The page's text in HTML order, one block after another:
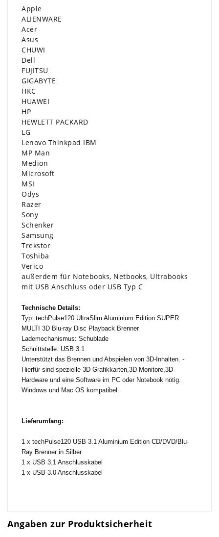
Apple
ALIENWARE
Acer
Asus
CHUWI
Dell
FUJITSU
GIGABYTE
HKC
HUAWEI
HP
HEWLETT PACKARD
LG
Lenovo Thinkpad IBM
MP Man
Medion
Microsoft
MSI
Odys
Razer
Sony
Schenker
Samsung
Trekstor
Toshiba
Verico
außerdem für Notebooks, Netbooks, Ultrabooks
mit USB Anschluss oder USB Typ C
Technische Details:
Typ: techPulse120 UltraSlim Aluminium Edition SUPER
MULTI 3D Blu-ray Disc Playback Brenner
Lademechanismus: Schublade
Schnittstelle: USB 3.1
Unterstützt das Brennen und Abspielen von 3D-Inhalten. -
Hierfür sind spezielle 3D-Grafikkarten,3D-Monitore,3D-
Hardware und eine Software im PC oder Notebook nötig.
Windows und Mac OS kompatibel.
Lieferumfang:
1 x techPulse120 USB 3.1 Aluminium Edition CD/DVD/Blu-
Ray Brenner in Silber
1 x USB 3.1 Anschlusskabel
1 x USB 3.0 Anschlusskabel
Angaben zur Produktsicherheit